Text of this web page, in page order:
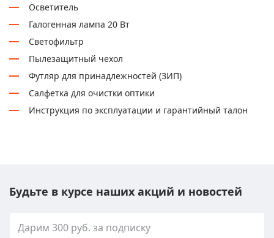
Осветитель
Галогенная лампа 20 Вт
Светофильтр
Пылезащитный чехол
Футляр для принадлежностей (ЗИП)
Салфетка для очистки оптики
Инструкция по эксплуатации и гарантийный талон
Будьте в курсе наших акций и новостей